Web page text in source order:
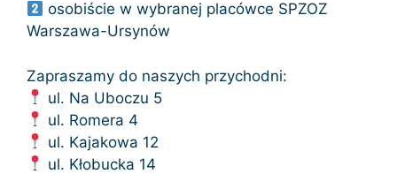
osobiście w wybranej placówce SPZOZ
Warszawa-Ursynów
Zapraszamy do naszych przychodni:
ul. Na Uboczu 5
ul. Romera 4
ul. Kajakowa 12
ul. Kłobucka 14